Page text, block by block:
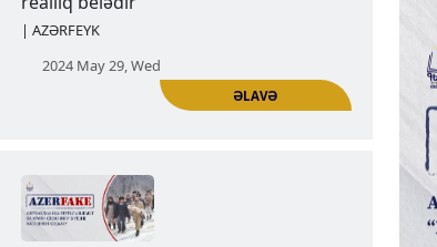
Azərbaycanlılar Şah İsmayılı öz
əcdadlarından biri hesab edirlər, amma
| AZƏRFEYK
2024 May 29, Wed